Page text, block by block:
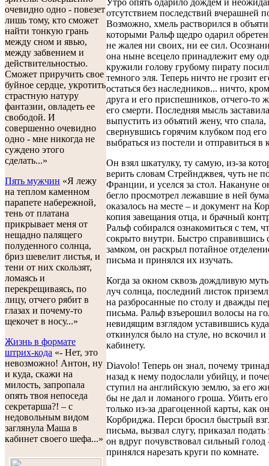
очевидно одно - повезет
лишь тому, кто сможет
найти тонкую грань
между сном и явью,
между забвением и
действительностью.
Сможет приручить свое
буйное сердце, укротить
страстную натуру
фантазии, овладеть ее
свободой. И
совершенно очевидно
одно - мне никогда не
суждено этого
сделать...»
Пять мужчин «Я лежу
на теплом каменном
парапете набережной,
тень от платана
прикрывает меня от
нещадно палящего
полуденного солнца,
бриз шевелит листья, и
тени от них скользят,
ломаясь и
перекрещиваясь, по
лицу, отчего рябит в
глазах и почему-то
щекочет в носу...»
Жизнь в формате
штрих-кода «- Нет, это
невозможно! Антон, ну
и куда, скажи на
милость, запропала
опять твоя непоседа
секретарша?! – с
недовольным видом
заглянула Маша в
кабинет своего шефа...»
отсутствием последствий вчерашней
Возможно, хмель растворился в
которыми Ральф щедро одарил
не жалея ни своих, ни ее сил.
она ныне всецело принадлежит ему
кружили голову грубому пирату
темного эля. Теперь ничто не грозит
остаться без наследников... ничто,
друга и его приспешников, отчего-то
его смерти. Последняя мысль
выпустить из объятий жену, что спала,
свернувшись горячим клубком под его
выбраться из постели и отправиться в
Он взял шкатулку, ту самую, из-за
верить словам Стрейнджвея, чуть не
Франции, и уселся за стол. Накануне
бегло просмотрел лежавшие в ней
оказалось на месте – и документ на
копия завещания отца, и брачный
Ральф собирался ознакомиться с тем,
сокрыто внутри. Быстро справившись
замком, он раскрыл потайное
письма и принялся их изучать.
Когда за окном сквозь дождливую
луч солнца, последний листок
на разбросанные по столу и дважды
письма. Ральф взъерошил волосы на
невидящим взглядом уставившись
откинулся было на стуле, но вскочил и
кабинету.
Diavolo! Теперь он знал, почему
назад к нему подослали убийцу, и
ступил на английскую землю, за его
бы не дал и ломаного гроша. Убить его
только из-за драгоценной карты, как
Корбриджа. Перси бросил быстрый
письма, вызвал слугу, приказал подать
он вдруг почувствовал сильный голод
принялся нарезать круги по комнате.